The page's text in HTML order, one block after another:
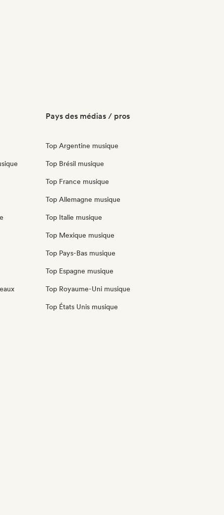
Pays des médias / pros
Top Argentine musique
Top Brésil musique
Top France musique
Top Allemagne musique
Top Italie musique
Top Mexique musique
Top Pays-Bas musique
Top Espagne musique
Top Royaume-Uni musique
Top États Unis musique